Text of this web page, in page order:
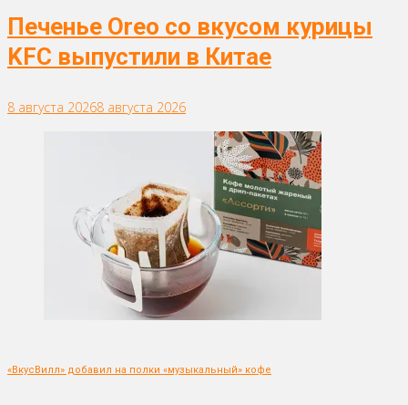
Печенье Oreo со вкусом курицы
KFC выпустили в Китае
8 августа 20268 августа 2026
«ВкусВилл» добавил на полки «музыкальный» кофе